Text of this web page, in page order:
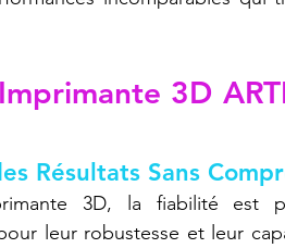
3D
Résultats Sans
3D, la fiabilité est
leur robustesse et leur